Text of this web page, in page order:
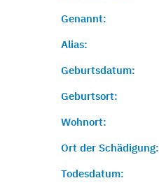
Genannt:
Alias:
Geburtsdatum:
Geburtsort:
Wohnort:
Ort der Schädigung:
Todesdatum: